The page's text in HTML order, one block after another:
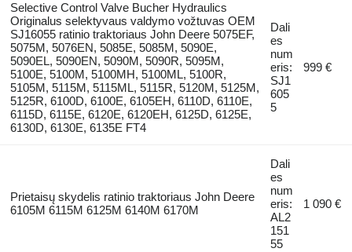
Selective Control Valve Bucher Hydraulics
Originalus selektyvaus valdymo vožtuvas OEM
SJ16055 ratinio traktoriaus John Deere 5075EF,
5075M, 5076EN, 5085E, 5085M, 5090E,
5090EL, 5090EN, 5090M, 5090R, 5095M,
5100E, 5100M, 5100MH, 5100ML, 5100R,
5105M, 5115M, 5115ML, 5115R, 5120M, 5125M,
5125R, 6100D, 6100E, 6105EH, 6110D, 6110E,
6115D, 6115E, 6120E, 6120EH, 6125D, 6125E,
6130D, 6130E, 6135E FT4
Dali
es
num
eris:
SJ1
605
5
999 €
Prietaisų skydelis ratinio traktoriaus John Deere
6105M 6115M 6125M 6140M 6170M
Dali
es
num
eris:
AL2
151
55
1 090 €